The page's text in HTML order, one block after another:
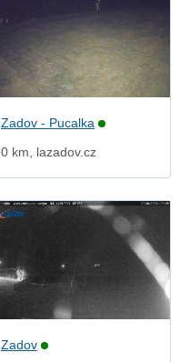
Zadov - Pucalka
0 km, lazadov.cz
Zadov